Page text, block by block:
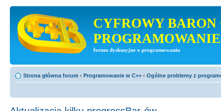
CYFROWY BARON
PROGRAMOWANIE
forum dyskusyjne o programowaniu
Strona główna forum ‹ Programowanie w C++ ‹ Ogólne problemy z